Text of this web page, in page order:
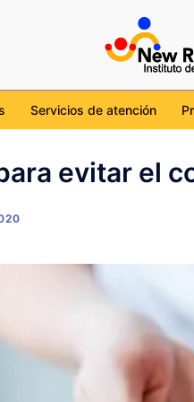
Servicios de atención
evitar el